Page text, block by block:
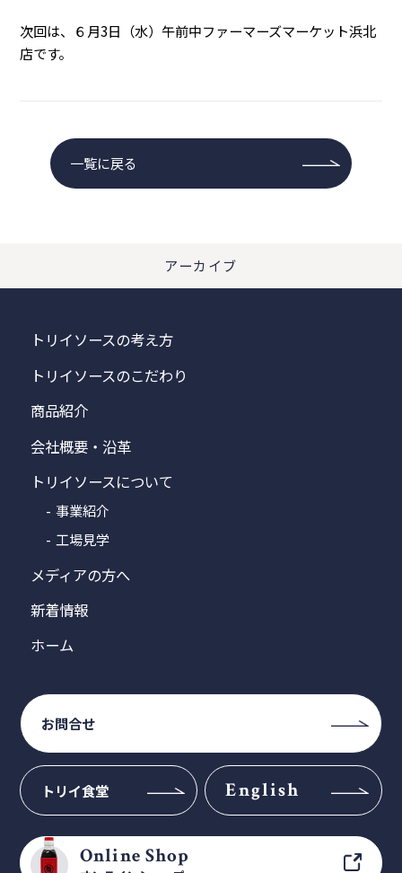
次回は、６月3日（水）午前中ファーマーズマーケット浜北
店です。
一覧に戻る
アーカイブ
トリイソースの考え方
トリイソースのこだわり
商品紹介
会社概要・沿革
トリイソースについて
事業紹介
工場見学
メディアの方へ
新着情報
ホーム
お問合せ
トリイ食堂 English
Online Shop